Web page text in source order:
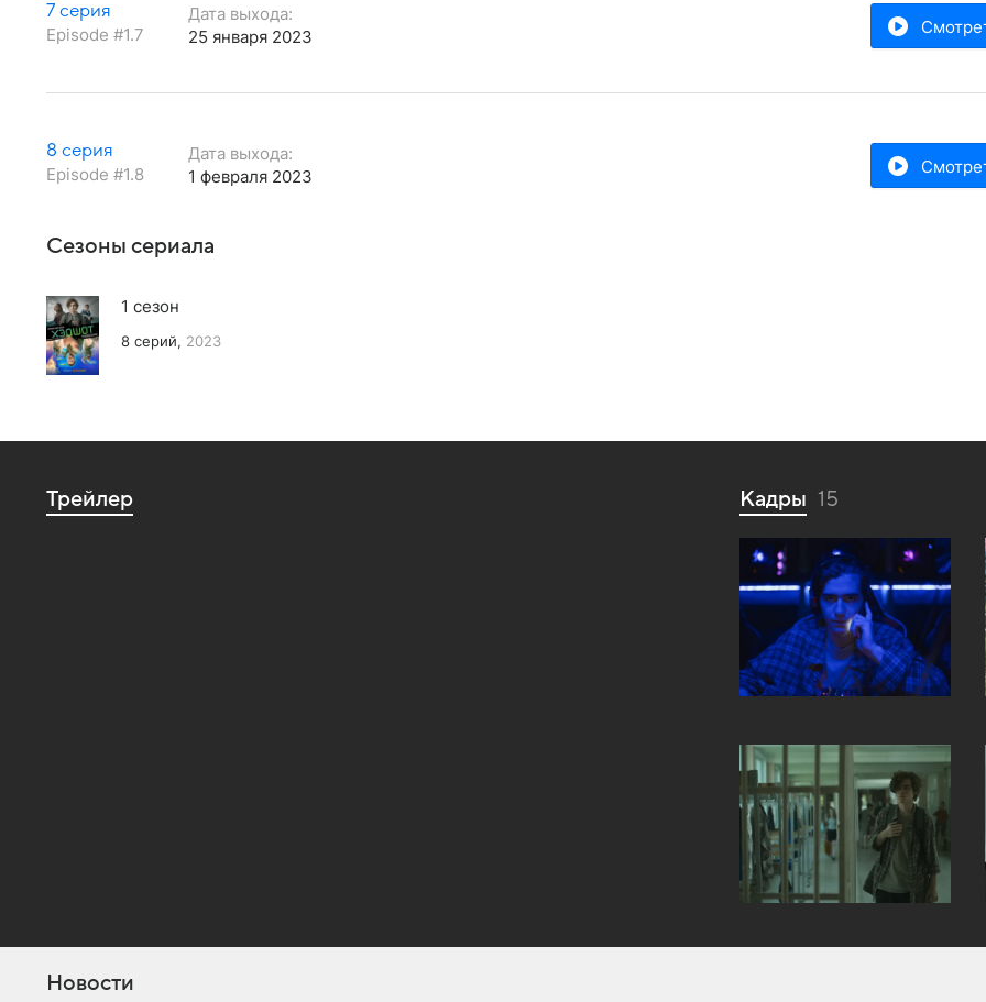
7 серия
Episode #1.7
Дата выхода:
25 января 2023
8 серия
Episode #1.8
Дата выхода:
1 февраля 2023
Сезоны сериала
1 сезон
8 серий, 2023
Трейлер Кадры 15
Новости